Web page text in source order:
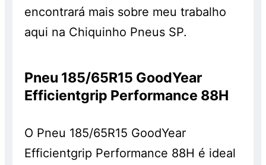
encontrará mais sobre meu trabalho
aqui na Chiquinho Pneus SP.
Pneu 185/65R15 GoodYear
Efficientgrip Performance 88H
O Pneu 185/65R15 GoodYear
Efficientgrip Performance 88H é ideal